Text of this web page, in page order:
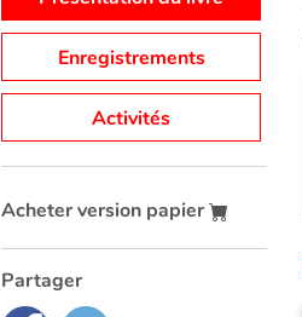
Enregistrements
Activités
Acheter version papier
Partager